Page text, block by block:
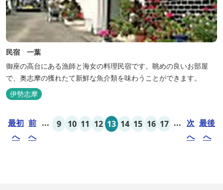
民宿 一葉
御座の高台にある漁師と海女の料理民宿です。眺めの良いお部屋
で、奥志摩の獲れたて新鮮な魚介類を味わうことができます。
伊勢志摩
最初
へ
前
へ
... 9 10 11 12 13 14 15 16 17 ... 次
へ
最後
へ